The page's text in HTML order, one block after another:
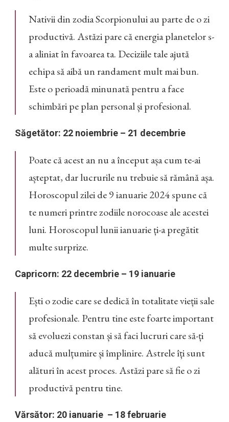
Nativii din zodia Scorpionului au parte de o zi
productivă. Astăzi pare că energia planetelor s-
a aliniat în favoarea ta. Deciziile tale ajută
echipa să aibă un randament mult mai bun.
Este o perioadă minunată pentru a face
schimbări pe plan personal și profesional.
Săgetător: 22 noiembrie – 21 decembrie
Poate că acest an nu a început așa cum te-ai
așteptat, dar lucrurile nu trebuie să rămână așa.
Horoscopul zilei de 9 ianuarie 2024 spune că
te numeri printre zodiile norocoase ale acestei
luni. Horoscopul lunii ianuarie ți-a pregătit
multe surprize.
Capricorn: 22 decembrie – 19 ianuarie
Ești o zodie care se dedică în totalitate vieții sale
profesionale. Pentru tine este foarte important
să evoluezi constan și să faci lucruri care să-ți
aducă mulțumire și împlinire. Astrele îți sunt
alături în acest proces. Astăzi pare să fie o zi
productivă pentru tine.
Vărsător: 20 ianuarie – 18 februarie